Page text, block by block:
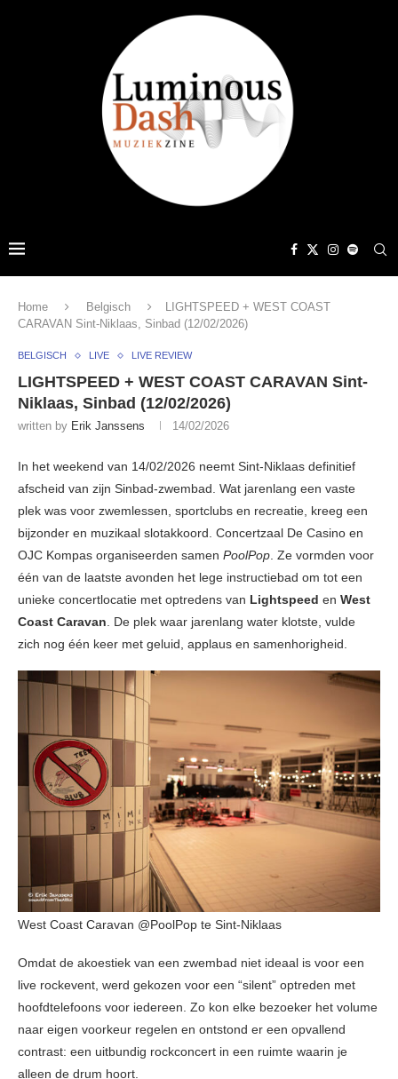
Home Belgisch
LIGHTSPEED + WEST COAST
CARAVAN Sint-Niklaas, Sinbad (12/02/2026)
BELGISCH LIVE LIVE REVIEW
LIGHTSPEED + WEST COAST CARAVAN Sint-
Niklaas, Sinbad (12/02/2026)
written by Erik Janssens 14/02/2026
In het weekend van 14/02/2026 neemt Sint-Niklaas definitief
afscheid van zijn Sinbad-zwembad. Wat jarenlang een vaste
plek was voor zwemlessen, sportclubs en recreatie, kreeg een
bijzonder en muzikaal slotakkoord. Concertzaal De Casino en
OJC Kompas organiseerden samen PoolPop. Ze vormden voor
één van de laatste avonden het lege instructiebad om tot een
unieke concertlocatie met optredens van Lightspeed en West
Coast Caravan. De plek waar jarenlang water klotste, vulde
zich nog één keer met geluid, applaus en samenhorigheid.
West Coast Caravan @PoolPop te Sint-Niklaas
Omdat de akoestiek van een zwembad niet ideaal is voor een
live rockevent, werd gekozen voor een “silent” optreden met
hoofdtelefoons voor iedereen. Zo kon elke bezoeker het volume
naar eigen voorkeur regelen en ontstond er een opvallend
contrast: een uitbundig rockconcert in een ruimte waarin je
alleen de drum hoort.